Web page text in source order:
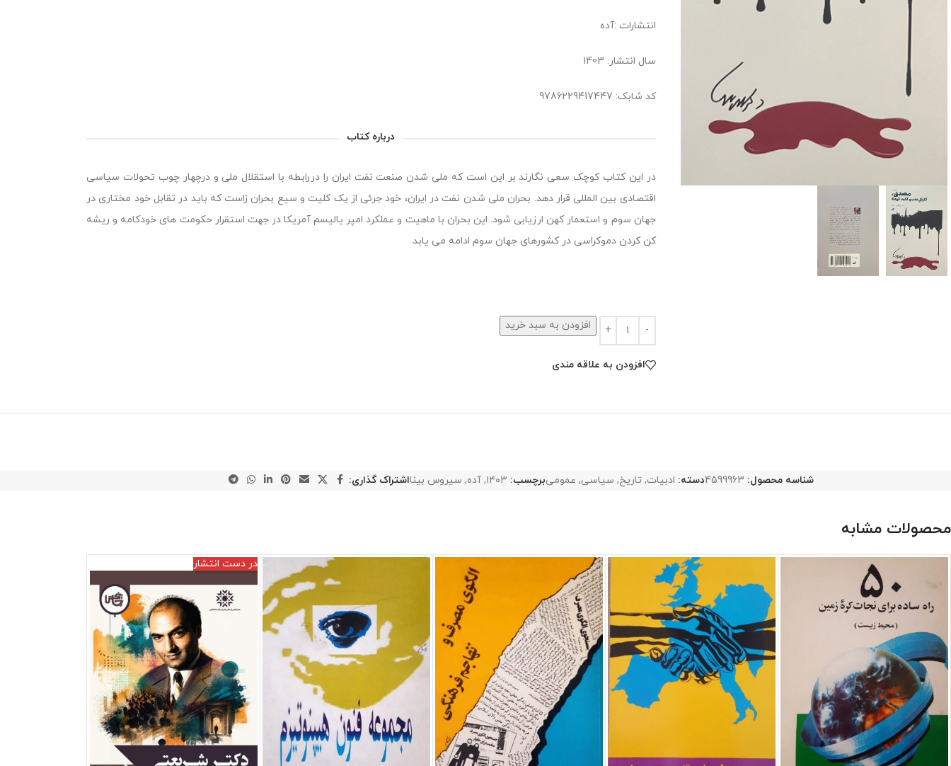
انتشارات :آده
سال انتشار: 1403
کد شابک: 9786229417447
درباره کتاب
در این کتاب کوچک سعی نگارند بر این است که ملی شدن صنعت نفت ایران را دررابطه با استقلال ملی و درچهار چوب تحولات سیاسی
اقتصادی بین المللی قرار دهد. بحران ملی شدن نفت در ایران، خود جرئی از یک کلیت و سیع بحران زاست که باید در تقابل خود مختاری در
جهان سوم و استعمار کهن ارزیابی شود. این بحران با ماهیت و عملکرد امپر یالیسم آمریکا در جهت استقرار حکومت های خودکامه و ریشه
کن کردن دموکراسی در کشورهای جهان سوم ادامه می یابد
افزودن به سبد خرید
افزودن به علاقه مندی
شناسه محصول: 4599963دسته: ادبیات, تاریخ, سیاسی, عمومیبرچسب: ۱۴۰۳, آده, سیروس بینااشتراک گذاری:
محصولات مشابه
در دست انتشار